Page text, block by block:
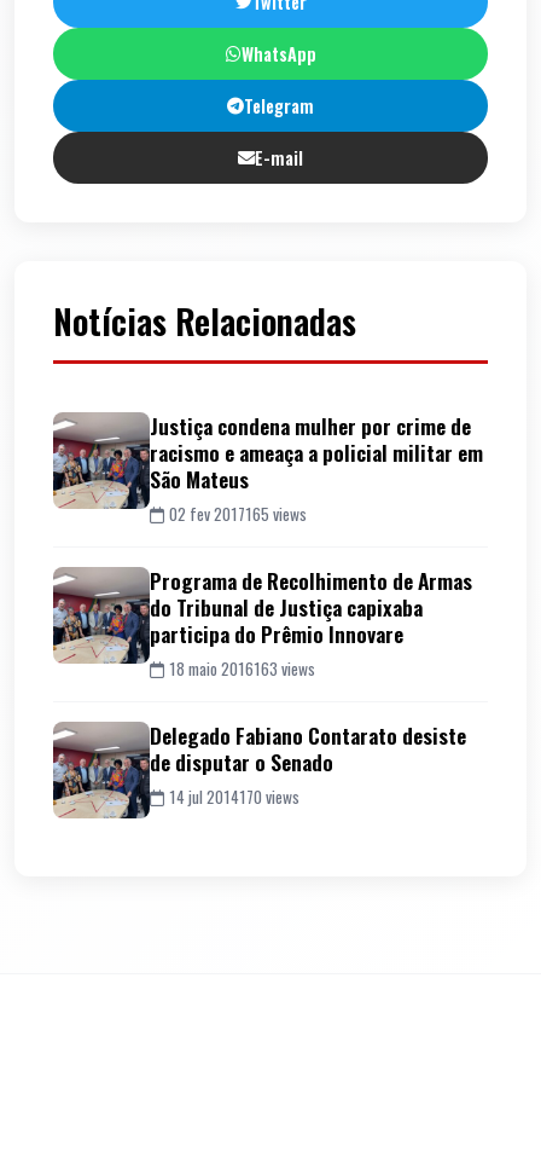
WhatsApp
Telegram
E-mail
Notícias Relacionadas
Justiça condena mulher por crime de
racismo e ameaça a policial militar em
São Mateus
02 fev 2017165 views
Programa de Recolhimento de Armas
do Tribunal de Justiça capixaba
participa do Prêmio Innovare
18 maio 2016163 views
Delegado Fabiano Contarato desiste
de disputar o Senado
14 jul 2014170 views